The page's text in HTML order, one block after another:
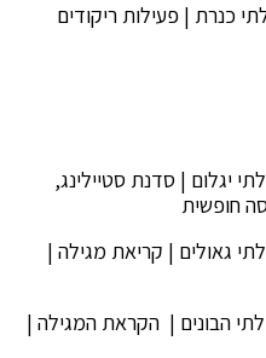
| מרכז קהילתי כנרת | פעילות ריקודים
| מרכז קהילתי יגלום | סדנת סטיילינג,
חופשית
| מרכז קהילתי גאולים | קריאת מגילה |
| מרכז קהילתי הבונים | הקראת המגילה |